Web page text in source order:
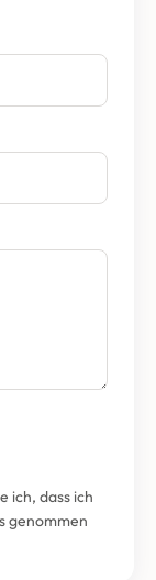
ich, dass ich
genommen